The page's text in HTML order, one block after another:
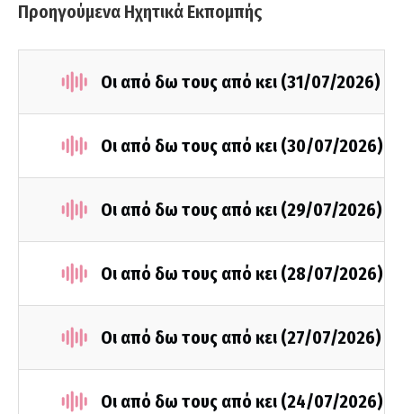
Προηγούμενα Ηχητικά Εκπομπής
Οι από δω τους από κει (31/07/2026)
Οι από δω τους από κει (30/07/2026)
Οι από δω τους από κει (29/07/2026)
Οι από δω τους από κει (28/07/2026)
Οι από δω τους από κει (27/07/2026)
Οι από δω τους από κει (24/07/2026)